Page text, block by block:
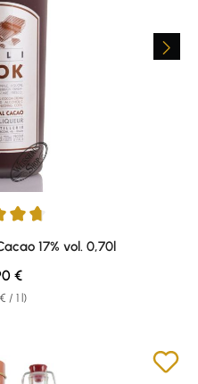
stars
17% vol. 0,70l
/ 1 l)
price:
€